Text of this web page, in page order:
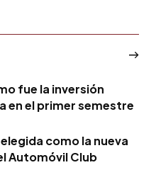
fue la inversión
en el primer semestre
como la nueva
Automóvil Club